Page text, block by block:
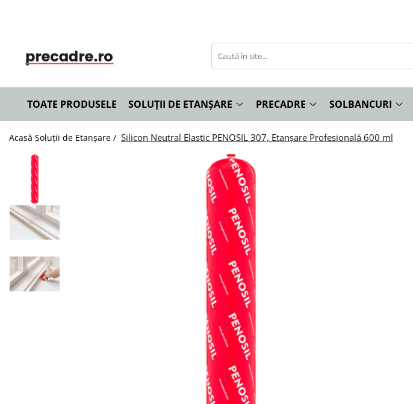
Benzi de Etanșare
Spume Poliuretanice
Siliconi și Etanșanți
Curățare și Întreținere
Precadre Termoizolante
Solbancuri Termoizolante
TOATE PRODUSELE SOLUȚII DE ETANȘARE PRECADRE SOLBANCURI
Acasă Soluții de Etanșare / Silicon Neutral Elastic PENOSIL 307, Etanșare Profesională 600 ml